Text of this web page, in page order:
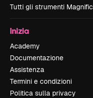
Tutti gli strumenti Magnific
Inizia
Academy
Documentazione
Assistenza
Termini e condizioni
Politica sulla privacy